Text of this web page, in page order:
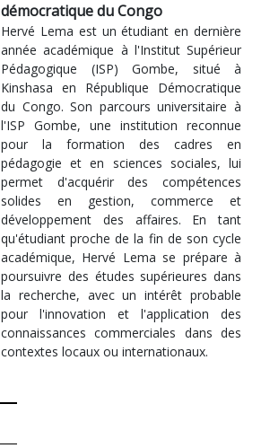
démocratique du Congo
Hervé Lema est un étudiant en dernière
année académique à l'Institut Supérieur
Pédagogique (ISP) Gombe, situé à
Kinshasa en République Démocratique
du Congo. Son parcours universitaire à
l'ISP Gombe, une institution reconnue
pour la formation des cadres en
pédagogie et en sciences sociales, lui
permet d'acquérir des compétences
solides en gestion, commerce et
développement des affaires. En tant
qu'étudiant proche de la fin de son cycle
académique, Hervé Lema se prépare à
poursuivre des études supérieures dans
la recherche, avec un intérêt probable
pour l'innovation et l'application des
connaissances commerciales dans des
contextes locaux ou internationaux.